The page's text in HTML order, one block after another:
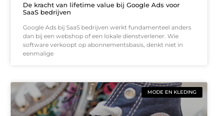
De kracht van lifetime value bij Google Ads voor
SaaS bedrijven
Google Ads bij SaaS bedrijven werkt fundamenteel anders
dan bij een webshop of een lokale dienstverlener. Wie
software verkoopt op abonnementsbasis, denkt niet in
eenmalige
MODE EN KLEDING